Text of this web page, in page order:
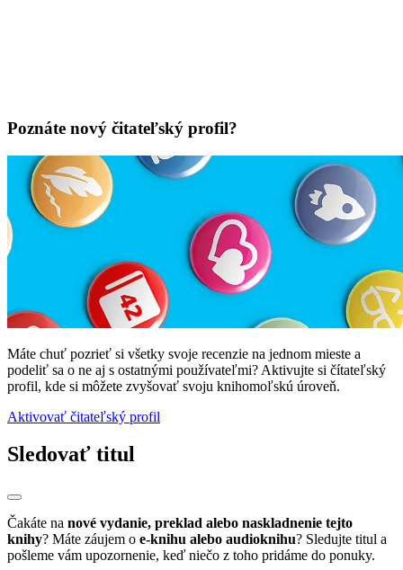
Poznáte nový čitateľský profil?
Máte chuť pozrieť si všetky svoje recenzie na jednom mieste a
podeliť sa o ne aj s ostatnými používateľmi? Aktivujte si čítateľský
profil, kde si môžete zvyšovať svoju knihomoľskú úroveň.
Aktivovať čitateľský profil
Sledovať titul
Čakáte na nové vydanie, preklad alebo naskladnenie tejto
knihy? Máte záujem o e-knihu alebo audioknihu? Sledujte titul a
pošleme vám upozornenie, keď niečo z toho pridáme do ponuky.